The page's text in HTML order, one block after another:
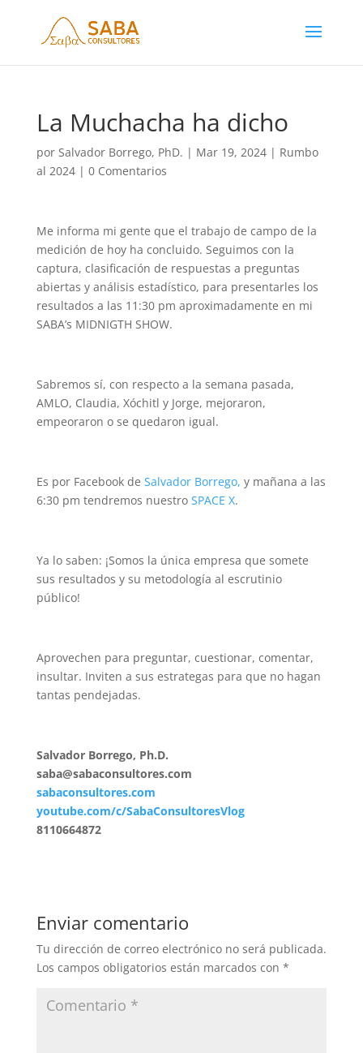
La Muchacha ha dicho
por Salvador Borrego, PhD. | Mar 19, 2024| Rumbo
al 2024| 0 Comentarios
Me informa mi gente que el trabajo de campo de la
medición de hoy ha concluido. Seguimos con la
captura, clasificación de respuestas a preguntas
abiertas y análisis estadístico, para presentarles los
resultados a las 11:30 pm aproximadamente en mi
SABA’s MIDNIGTH SHOW.
Sabremos sí, con respecto a la semana pasada,
AMLO, Claudia, Xóchitl y Jorge, mejoraron,
empeoraron o se quedaron igual.
Es por Facebook de Salvador Borrego, y mañana a las
6:30 pm tendremos nuestro SPACE X.
Ya lo saben: ¡Somos la única empresa que somete
sus resultados y su metodología al escrutinio
público!
Aprovechen para preguntar, cuestionar, comentar,
insultar. Inviten a sus estrategas para que no hagan
tantas pendejadas.
Salvador Borrego, Ph.D.
saba@sabaconsultores.com
sabaconsultores.com
youtube.com/c/SabaConsultoresVlog
8110664872
Enviar comentario
Tu dirección de correo electrónico no será publicada.
Los campos obligatorios están marcados con *